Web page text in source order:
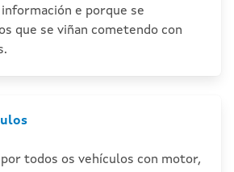
e porque se
que se viñan cometendo con
todos os vehículos con motor,